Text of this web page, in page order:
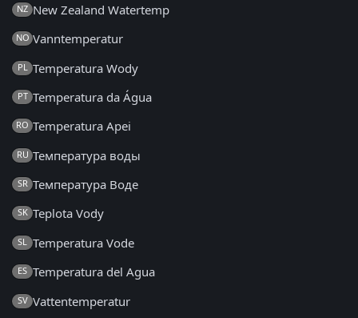
NZ New Zealand Watertemp
NO Vanntemperatur
PL Temperatura Wody
PT Temperatura da Água
RO Temperatura Apei
RU Температура воды
SR Температура Воде
SK Teplota Vody
SL Temperatura Vode
ES Temperatura del Agua
SV Vattentemperatur